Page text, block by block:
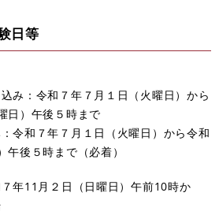
日等
み：令和７年７月１日（火曜日）から
日）午後５時まで
令和７年７月１日（火曜日）から令和
午後５時まで（必着）
年11月２日（日曜日）午前10時か